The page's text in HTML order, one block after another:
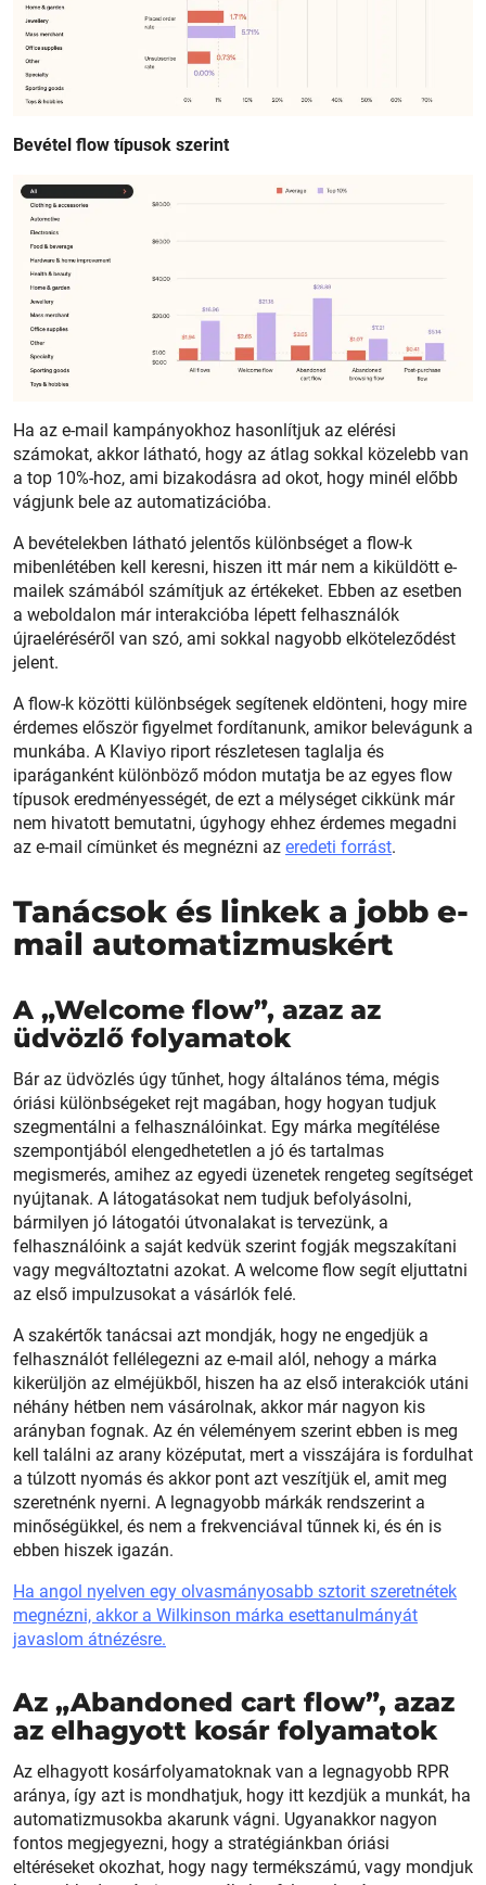
Bevétel flow típusok szerint
Ha az e-mail kampányokhoz hasonlítjuk az elérési
számokat, akkor látható, hogy az átlag sokkal közelebb van
a top 10%-hoz, ami bizakodásra ad okot, hogy minél előbb
vágjunk bele az automatizációba.
A bevételekben látható jelentős különbséget a flow-k
mibenlétében kell keresni, hiszen itt már nem a kiküldött e-
mailek számából számítjuk az értékeket. Ebben az esetben
a weboldalon már interakcióba lépett felhasználók
újraeléréséről van szó, ami sokkal nagyobb elköteleződést
jelent.
A flow-k közötti különbségek segítenek eldönteni, hogy mire
érdemes először figyelmet fordítanunk, amikor belevágunk a
munkába. A Klaviyo riport részletesen taglalja és
iparáganként különböző módon mutatja be az egyes flow
típusok eredményességét, de ezt a mélységet cikkünk már
nem hivatott bemutatni, úgyhogy ehhez érdemes megadni
az e-mail címünket és megnézni az eredeti forrást.
Tanácsok és linkek a jobb e-
mail automatizmuskért
A „Welcome flow”, azaz az
üdvözlő folyamatok
Bár az üdvözlés úgy tűnhet, hogy általános téma, mégis
óriási különbségeket rejt magában, hogy hogyan tudjuk
szegmentálni a felhasználóinkat. Egy márka megítélése
szempontjából elengedhetetlen a jó és tartalmas
megismerés, amihez az egyedi üzenetek rengeteg segítséget
nyújtanak. A látogatásokat nem tudjuk befolyásolni,
bármilyen jó látogatói útvonalakat is tervezünk, a
felhasználóink a saját kedvük szerint fogják megszakítani
vagy megváltoztatni azokat. A welcome flow segít eljuttatni
az első impulzusokat a vásárlók felé.
A szakértők tanácsai azt mondják, hogy ne engedjük a
felhasználót fellélegezni az e-mail alól, nehogy a márka
kikerüljön az elméjükből, hiszen ha az első interakciók utáni
néhány hétben nem vásárolnak, akkor már nagyon kis
arányban fognak. Az én véleményem szerint ebben is meg
kell találni az arany középutat, mert a visszájára is fordulhat
a túlzott nyomás és akkor pont azt veszítjük el, amit meg
szeretnénk nyerni. A legnagyobb márkák rendszerint a
minőségükkel, és nem a frekvenciával tűnnek ki, és én is
ebben hiszek igazán.
Ha angol nyelven egy olvasmányosabb sztorit szeretnétek
megnézni, akkor a Wilkinson márka esettanulmányát
javaslom átnézésre.
Az „Abandoned cart flow”, azaz
az elhagyott kosár folyamatok
Az elhagyott kosárfolyamatoknak van a legnagyobb RPR
aránya, így azt is mondhatjuk, hogy itt kezdjük a munkát, ha
automatizmusokba akarunk vágni. Ugyanakkor nagyon
fontos megjegyezni, hogy a stratégiánkban óriási
eltéréseket okozhat, hogy nagy termékszámú, vagy mondjuk